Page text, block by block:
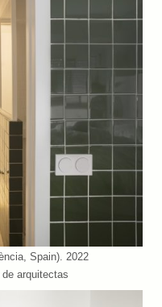
Spain). 2022
arquitectas